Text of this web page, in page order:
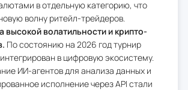
в отдельную категорию, что
волну ритейл-трейдеров.
высокой волатильности и крипто-
По состоянию на 2026 год турнир
в цифровую экосистему.
ИИ-агентов для анализа данных и
исполнение через API стали